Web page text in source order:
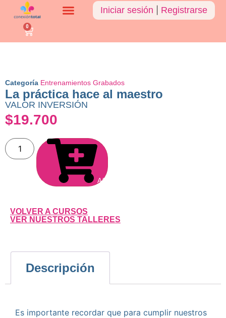
Iniciar sesión Registrarse
0
Categoría Entrenamientos Grabados
La práctica hace al maestro
VALOR INVERSIÓN
$19.700
Añadir al carrito
VOLVER A CURSOS
VER NUESTROS TALLERES
Descripción
Es importante recordar que para cumplir nuestros